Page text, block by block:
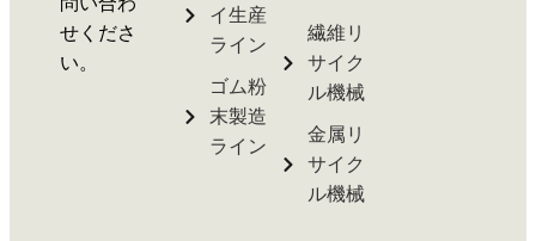
せくださ
い。
イ生産
ライン
ゴム粉
末製造
ライン
繊維リ
サイク
ル機械
金属リ
サイク
ル機械